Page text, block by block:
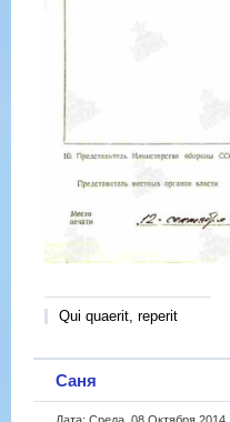
Qui quaerit, reperit
Саня